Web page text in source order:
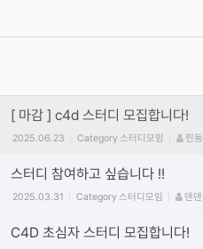
[ 마감 ] c4d 스터디 모집합니다!
2025.06.23 Category스터디모임 힌둥
스터디 참여하고 싶습니다 !!
2025.03.31 Category스터디모임 덴덴
C4D 초심자 스터디 모집합니다!